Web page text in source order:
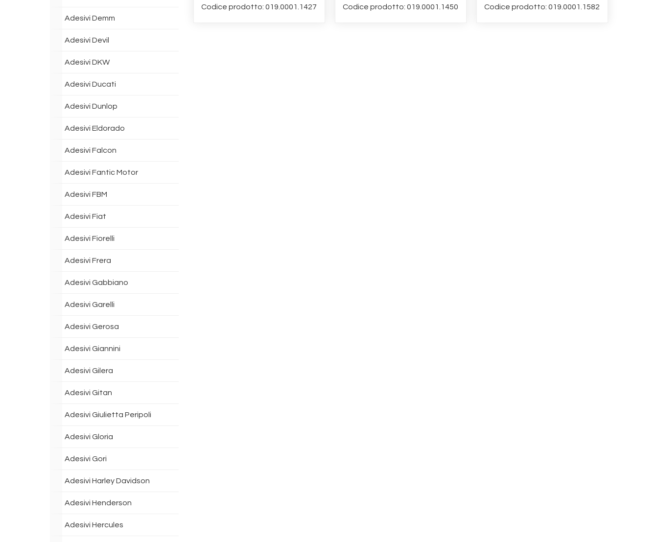
Codice prodotto: 019.0001.1427 Codice prodotto: 019.0001.1450 Codice prodotto: 019.0001.1582
Adesivi Demm
Adesivi Devil
Adesivi DKW
Adesivi Ducati
Adesivi Dunlop
Adesivi Eldorado
Adesivi Falcon
Adesivi Fantic Motor
Adesivi FBM
Adesivi Fiat
Adesivi Fiorelli
Adesivi Frera
Adesivi Gabbiano
Adesivi Garelli
Adesivi Gerosa
Adesivi Giannini
Adesivi Gilera
Adesivi Gitan
Adesivi Giulietta Peripoli
Adesivi Gloria
Adesivi Gori
Adesivi Harley Davidson
Adesivi Henderson
Adesivi Hercules